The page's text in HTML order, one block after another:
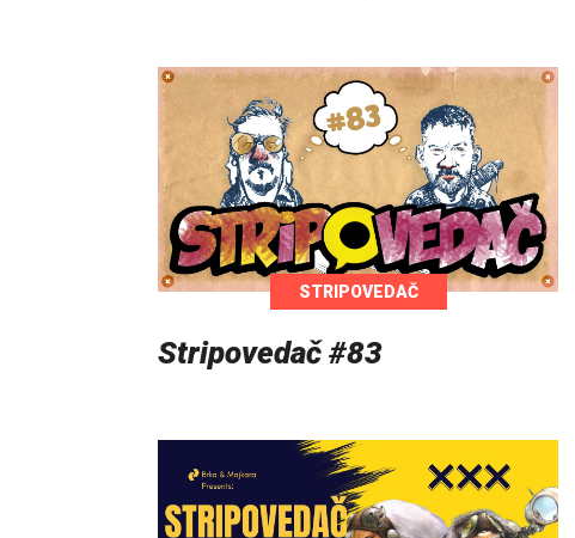
STRIPOVEDAČ
Stripovedač #83